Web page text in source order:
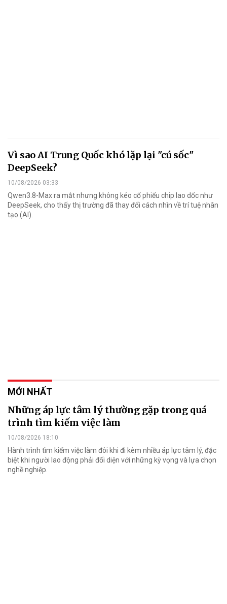
Vì sao AI Trung Quốc khó lặp lại "cú sốc"
DeepSeek?
10/08/2026 03:33
Qwen3.8-Max ra mắt nhưng không kéo cổ phiếu chip lao dốc như
DeepSeek, cho thấy thị trường đã thay đổi cách nhìn về trí tuệ nhân
tạo (AI).
MỚI NHẤT
Những áp lực tâm lý thường gặp trong quá
trình tìm kiếm việc làm
10/08/2026 18:10
Hành trình tìm kiếm việc làm đôi khi đi kèm nhiều áp lực tâm lý, đặc
biệt khi người lao động phải đối diện với những kỳ vọng và lựa chọn
nghề nghiệp.